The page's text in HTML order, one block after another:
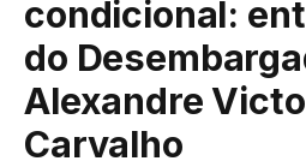
condicional:
do
Alexandre
Carvalho